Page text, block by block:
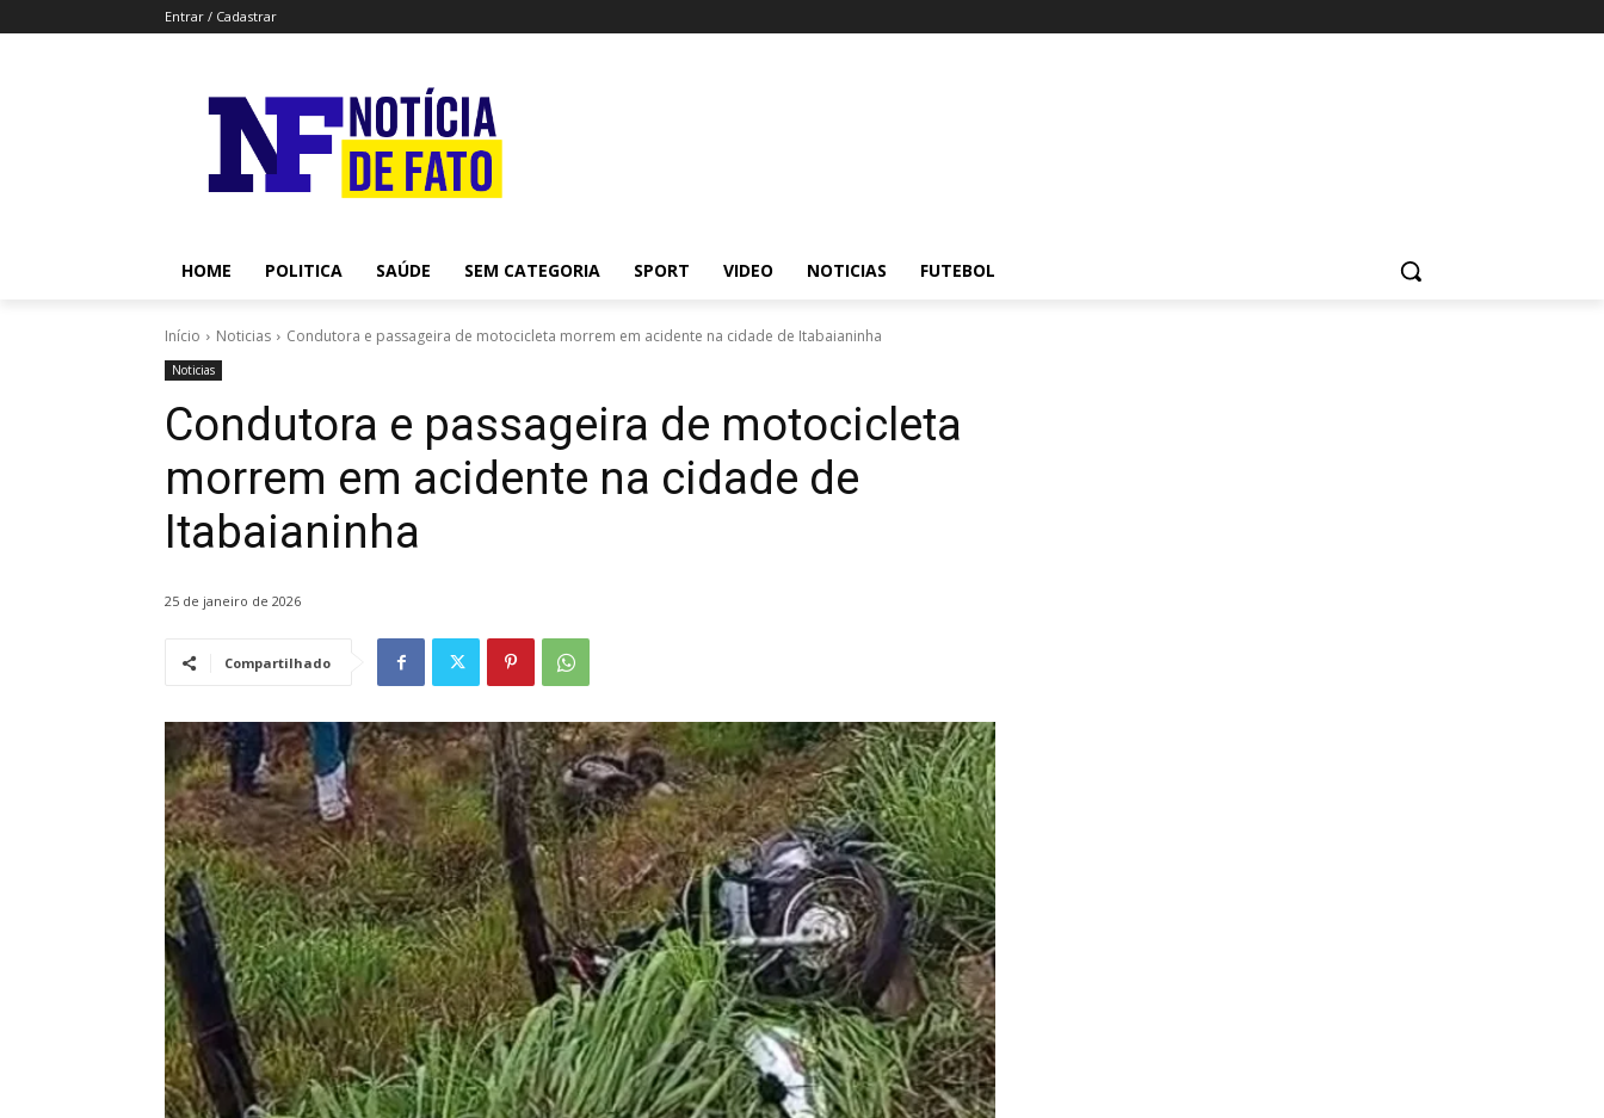
Entrar / Cadastrar
HOME POLITICA SAÚDE SEM CATEGORIA SPORT VIDEO NOTICIAS FUTEBOL
Início Noticias Condutora e passageira de motocicleta morrem em acidente na cidade de Itabaianinha
Noticias
Condutora e passageira de motocicleta
morrem em acidente na cidade de
Itabaianinha
25 de janeiro de 2026
Compartilhado